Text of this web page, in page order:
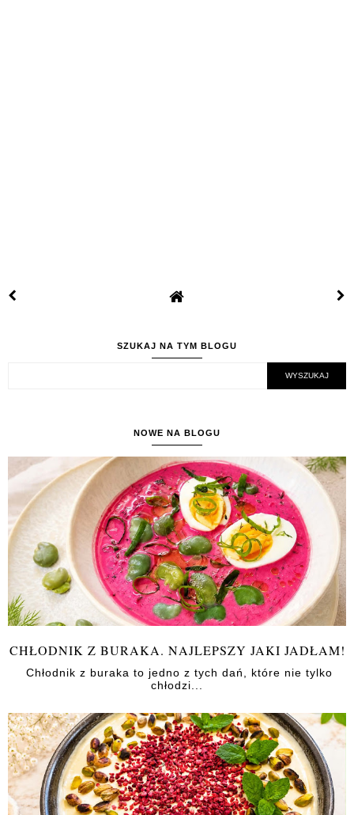
SZUKAJ NA TYM BLOGU
NOWE NA BLOGU
CHŁODNIK Z BURAKA. NAJLEPSZY JAKI JADŁAM!
Chłodnik z buraka to jedno z tych dań, które nie tylko
chłodzi...